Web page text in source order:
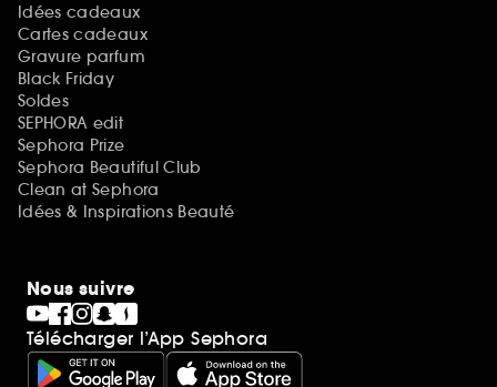
Idées cadeaux
Cartes cadeaux
Gravure parfum
Black Friday
Soldes
SEPHORA edit
Sephora Prize
Sephora Beautiful Club
Clean at Sephora
Idées & Inspirations Beauté
Nous suivre
Télécharger l’App Sephora